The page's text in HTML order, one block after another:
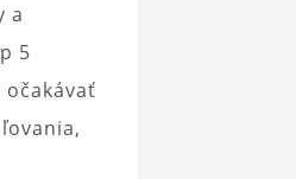
a
5
očakávať